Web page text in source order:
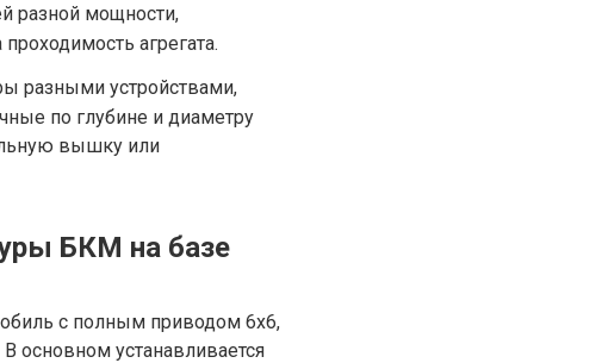
разной мощности,
агрегата.
разными устройствами,
по глубине и диаметру
вышку или
БКМ на базе
с полным приводом 6х6,
основном устанавливается